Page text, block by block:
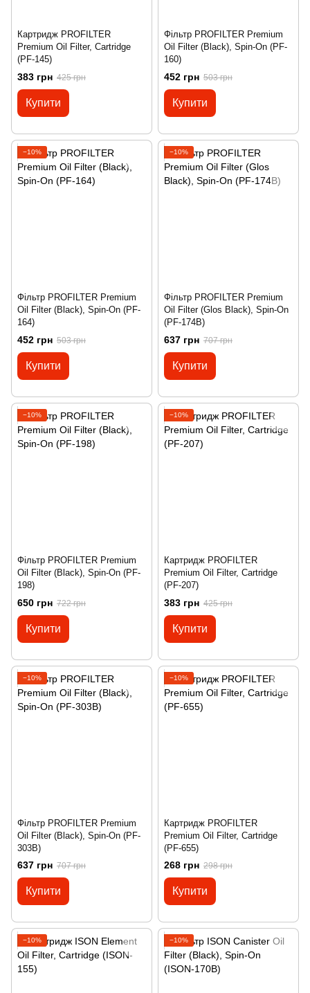
Картридж PROFILTER
Premium Oil Filter, Cartridge
(PF-145)
383 грн 425 грн
Купити
Фільтр PROFILTER Premium
Oil Filter (Black), Spin-On (PF-
160)
452 грн 503 грн
Купити
−10%
Фільтр PROFILTER Premium
Oil Filter (Black), Spin-On (PF-
164)
452 грн 503 грн
Купити
−10%
Фільтр PROFILTER Premium
Oil Filter (Glos Black), Spin-On
(PF-174B)
637 грн 707 грн
Купити
−10%
Фільтр PROFILTER Premium
Oil Filter (Black), Spin-On (PF-
198)
650 грн 722 грн
Купити
−10%
Картридж PROFILTER
Premium Oil Filter, Cartridge
(PF-207)
383 грн 425 грн
Купити
−10%
Фільтр PROFILTER Premium
Oil Filter (Black), Spin-On (PF-
303B)
637 грн 707 грн
Купити
−10%
Картридж PROFILTER
Premium Oil Filter, Cartridge
(PF-655)
268 грн 298 грн
Купити
−10% −10%